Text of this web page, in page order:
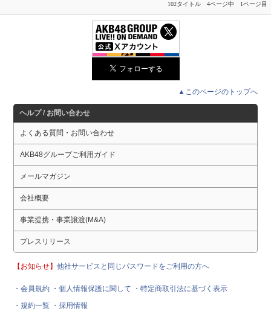
102タイトル 4ページ中 1ページ目
▲このページのトップへ
ヘルプ / お問い合わせ
よくある質問・お問い合わせ
AKB48グループご利用ガイド
メールマガジン
会社概要
事業提携・事業譲渡(M&A)
プレスリリース
【お知らせ】他社サービスと同じパスワードをご利用の方へ
・会員規約 ・個人情報保護に関して
・特定商取引法に基づく表示
・規約一覧 ・採用情報